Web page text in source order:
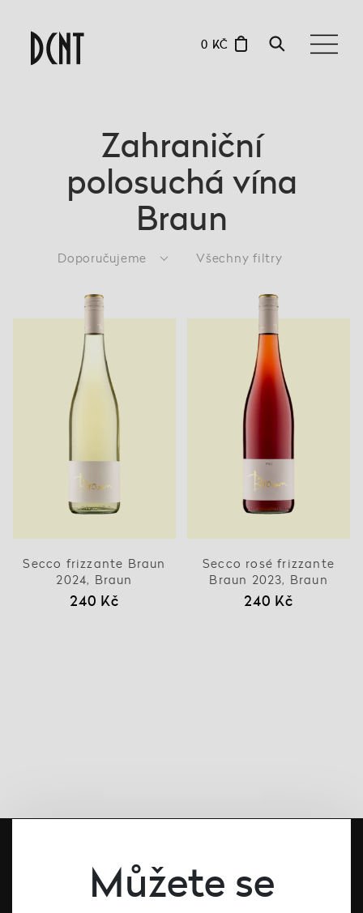
0 KČ
Zahraniční
polosuchá vína
Braun
Doporučujeme Všechny filtry
Secco frizzante Braun
2024, Braun
240 Kč
Secco rosé frizzante
Braun 2023, Braun
240 Kč
Můžete se